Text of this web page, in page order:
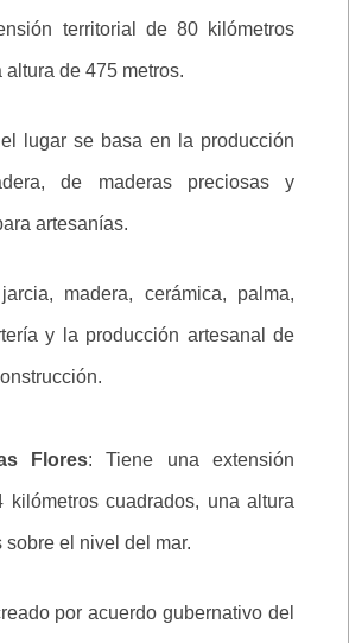
territorial de 80 kilómetros
de 475 metros.
lugar se basa en la producción
de maderas preciosas y
artesanías.
madera, cerámica, palma,
y la producción artesanal de
Flores: Tiene una extensión
kilómetros cuadrados, una altura
sobre el nivel del mar.
por acuerdo gubernativo del